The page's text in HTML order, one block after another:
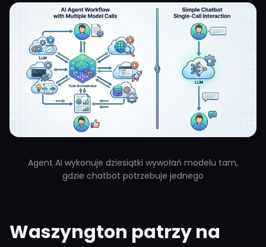
Agent AI wykonuje dziesiątki wywołań modelu tam,
gdzie chatbot potrzebuje jednego
Waszyngton patrzy na